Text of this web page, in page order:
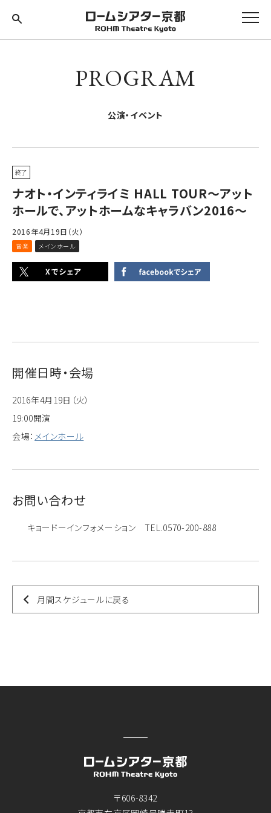
PROGRAM
公演・イベント
終了
ナオト・インティライミ HALL TOUR～アット
ホールで、アットホームなキャラバン2016～
2016年4月19日（火）
音楽 メインホール
開催日時・会場
2016年4月19日（火）
19:00開演
会場： メインホール
お問い合わせ
キョードーインフォメーション TEL.0570-200-888
月間スケジュールに戻る
〒606-8342